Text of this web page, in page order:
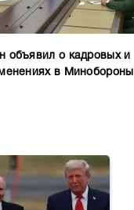
объявил о кадровых и
в Минобороны